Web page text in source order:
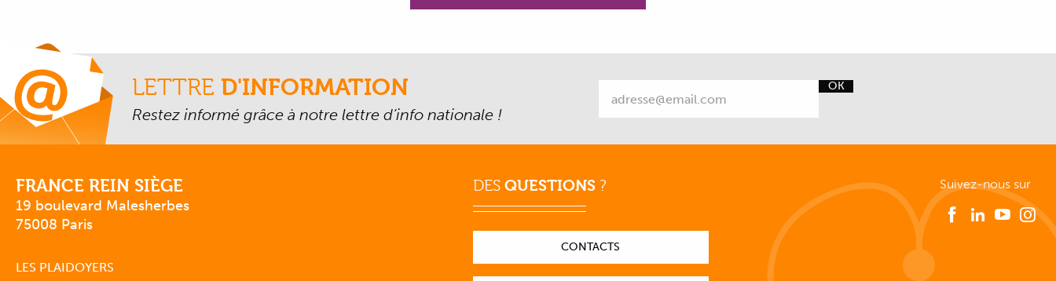
LETTRE D'INFORMATION
Restez informé grâce à notre lettre d’info nationale !
OK
FRANCE REIN SIÈGE
19 boulevard Malesherbes
75008 Paris
LES PLAIDOYERS
DES QUESTIONS?
CONTACTS
Suivez-nous sur